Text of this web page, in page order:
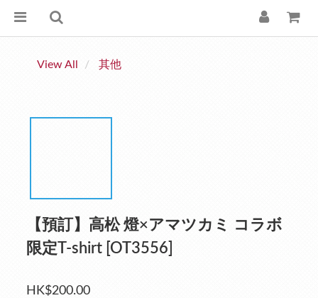
View All 其他
【預訂】高松 燈×アマツカミ コラボ
限定T-shirt [OT3556]
HK$200.00